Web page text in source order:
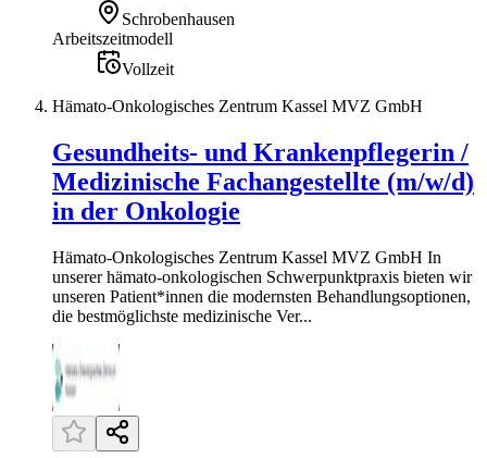
Schrobenhausen
Arbeitszeitmodell
Vollzeit
Hämato-Onkologisches Zentrum Kassel MVZ GmbH
Gesundheits- und Krankenpflegerin /
Medizinische Fachangestellte (m/w/d)
in der Onkologie
Hämato-Onkologisches Zentrum Kassel MVZ GmbH In
unserer hämato-onkologischen Schwerpunktpraxis bieten wir
unseren Patient*innen die modernsten Behandlungsoptionen,
die bestmöglichste medizinische Ver...